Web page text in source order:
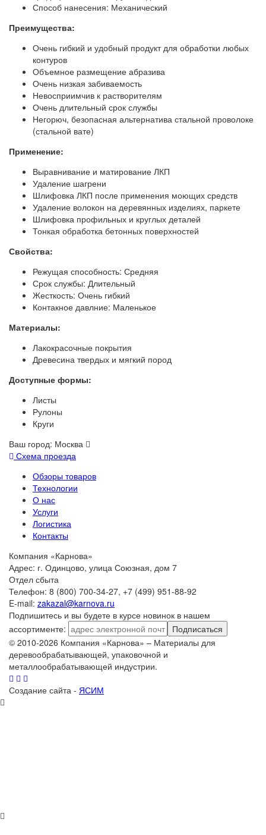
Способ нанесения: Механический
Преимущества:
Очень гибкий и удобный продукт для обработки любых
контуров
Объемное размещение абразива
Очень низкая забиваемость
Невосприимчив к растворителям
Очень длительный срок службы
Негорюч, безопасная альтернатива стальной проволоке
(стальной вате)
Применение:
Выравнивание и матирование ЛКП
Удаление шагрени
Шлифовка ЛКП после применения моющих средств
Удаление волокон на деревянных изделиях, паркете
Шлифовка профильных и круглых деталей
Тонкая обработка бетонных поверхностей
Свойства:
Режущая способность: Средняя
Срок службы: Длительный
Жесткость: Очень гибкий
Контакное давлние: Маленькое
Материалы:
Лакокрасочные покрытия
Древесина твердых и мягкий пород
Доступные формы:
Листы
Рулоны
Круги
Ваш город: Москва
Схема проезда
Обзоры товаров
Технологии
О нас
Услуги
Логистика
Контакты
Компания «Карнова»
Адрес: г. Одинцово, улица Союзная, дом 7
Отдел сбыта
Телефон: 8 (800) 700-34-27, +7 (499) 951-88-92
E-mail: zakazal@karnova.ru
Подпишитесь и вы будете в курсе новинок в нашем
ассортименте:
Подписаться
© 2010-2026 Компания «Карнова» – Материалы для
деревообрабатывающей, упаковочной и
металлообрабатывающей индустрии.
Создание сайта - ЯСИМ